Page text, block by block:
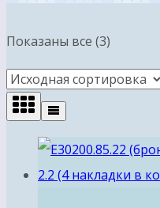
Показаны все (3)